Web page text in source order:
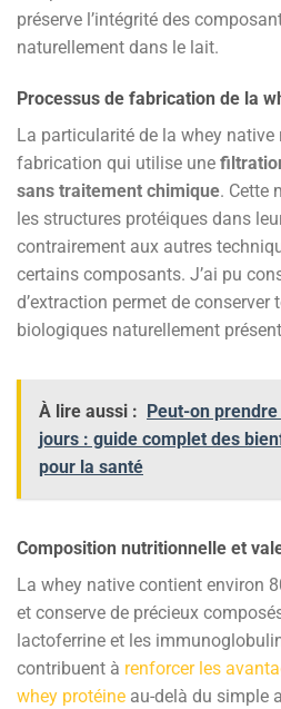
préserve l’intégrité des
naturellement dans le lait.
Processus de fabrication de la
La particularité de la whey native
fabrication qui utilise une
sans traitement chimique. Cette
les structures protéiques dans
contrairement aux autres
certains composants. J’ai pu
d’extraction permet de
biologiques naturellement
À lire aussi : Peut-on
jours : guide complet des
pour la santé
Composition nutritionnelle et
La whey native contient environ
et conserve de précieux
lactoferrine et les
contribuent à renforcer les
whey protéine au-delà du simple